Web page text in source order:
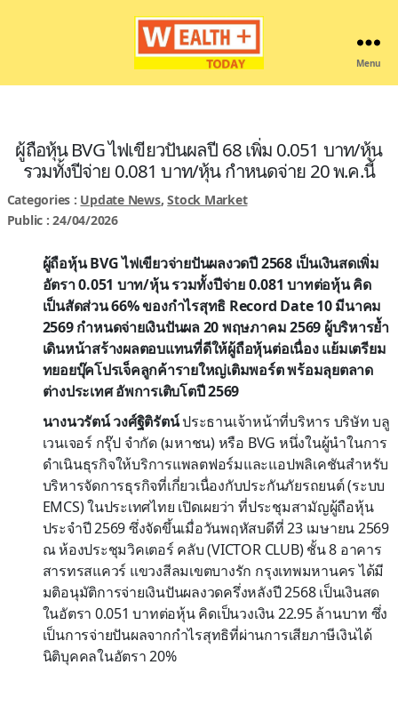
Menu
ผู้ถือหุ้น BVG ไฟเขียวปันผลปี 68 เพิ่ม 0.051 บาท/หุ้น
รวมทั้งปีจ่าย 0.081 บาท/หุ้น กำหนดจ่าย 20 พ.ค.นี้
Categories : Update News,Stock Market
Public : 24/04/2026
ผู้ถือหุ้น BVG ไฟเขียวจ่ายปันผลงวดปี 2568 เป็นเงินสดเพิ่ม
อัตรา 0.051 บาท/หุ้น รวมทั้งปีจ่าย 0.081 บาทต่อหุ้น คิด
เป็นสัดส่วน 66% ของกำไรสุทธิ Record Date 10 มีนาคม
2569 กำหนดจ่ายเงินปันผล 20 พฤษภาคม 2569 ผู้บริหารย้ำ
เดินหน้าสร้างผลตอบแทนที่ดีให้ผู้ถือหุ้นต่อเนื่อง แย้มเตรียม
ทยอยบุ๊คโปรเจ็คลูกค้ารายใหญ่เติมพอร์ต พร้อมลุยตลาด
ต่างประเทศ อัพการเติบโตปี 2569
นางนวรัตน์ วงศ์ฐิติรัตน์ประธานเจ้าหน้าที่บริหาร บริษัท บลู
เวนเจอร์ กรุ๊ป จำกัด (มหาชน) หรือ BVG หนึ่งในผู้นำในการ
ดำเนินธุรกิจให้บริการแพลตฟอร์มและแอปพลิเคชันสำหรับ
บริหารจัดการธุรกิจที่เกี่ยวเนื่องกับประกันภัยรถยนต์ (ระบบ
EMCS) ในประเทศไทย เปิดเผยว่า ที่ประชุมสามัญผู้ถือหุ้น
ประจำปี 2569 ซึ่งจัดขึ้นเมื่อวันพฤหัสบดีที่ 23 เมษายน 2569
ณ ห้องประชุมวิคเตอร์ คลับ (VICTOR CLUB) ชั้น 8 อาคาร
สารทรสแควร์ แขวงสีลมเขตบางรัก กรุงเทพมหานคร ได้มี
มติอนุมัติการจ่ายเงินปันผลงวดครึ่งหลังปี 2568 เป็นเงินสด
ในอัตรา 0.051 บาทต่อหุ้น คิดเป็นวงเงิน 22.95 ล้านบาท ซึ่ง
เป็นการจ่ายปันผลจากกำไรสุทธิที่ผ่านการเสียภาษีเงินได้
นิติบุคคลในอัตรา 20%